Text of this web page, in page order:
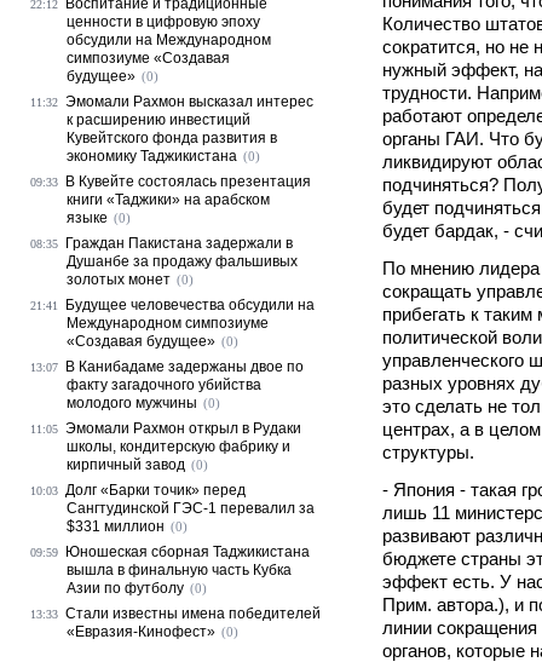
Количество
сократится, но не
нужный эффект,
трудности.
работают
органы ГАИ. Что
ликвидируют
подчиняться?
будет
будет бардак, -
По мнению лидера
сокращать
прибегать к
политической
управленческого
разных уровнях
это сделать не
центрах, а в
структуры.
- Япония - такая
лишь 11
развивают
бюджете страны
эффект есть. У
Прим. автора.), и
линии сокращения
органов, которые
22:12
Воспитание и традиционные
ценности в цифровую эпоху
обсудили на Международном
симпозиуме «Создавая
будущее» (0)
11:32 Эмомали Рахмон высказал интерес
к расширению инвестиций
Кувейтского фонда развития в
экономику Таджикистана (0)
09:33
В Кувейте состоялась презентация
книги «Таджики» на арабском
языке (0)
08:35
Граждан Пакистана задержали в
Душанбе за продажу фальшивых
золотых монет (0)
21:41
Будущее человечества обсудили на
Международном симпозиуме
«Создавая будущее» (0)
13:07
В Канибадаме задержаны двое по
факту загадочного убийства
молодого мужчины (0)
11:05 Эмомали Рахмон открыл в Рудаки
школы, кондитерскую фабрику и
кирпичный завод (0)
10:03 Долг «Барки точик» перед
Сангтудинской ГЭС-1 перевалил за
$331 миллион (0)
09:59
Юношеская сборная Таджикистана
вышла в финальную часть Кубка
Азии по футболу (0)
13:33 Стали известны имена победителей
«Евразия-Кинофест» (0)